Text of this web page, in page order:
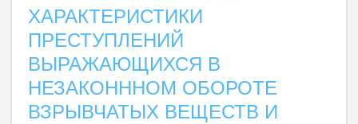
ХАРАКТЕРИСТИКИ
ПРЕСТУПЛЕНИЙ
ВЫРАЖАЮЩИХСЯ В
НЕЗАКОНННОМ ОБОРОТЕ
ВЗРЫВЧАТЫХ ВЕЩЕСТВ И